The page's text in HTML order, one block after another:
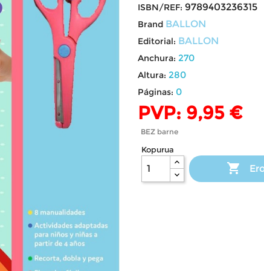
ISBN/REF: 9789403236315
Brand BALLON
Editorial: BALLON
Anchura: 270
Altura: 280
Páginas: 0
PVP: 9,95 €
BEZ barne
Kopurua
